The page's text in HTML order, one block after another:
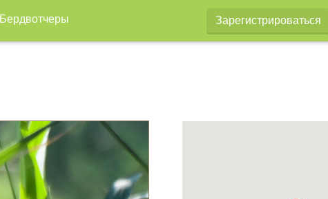
Бердвотчеры Зарегистрироваться